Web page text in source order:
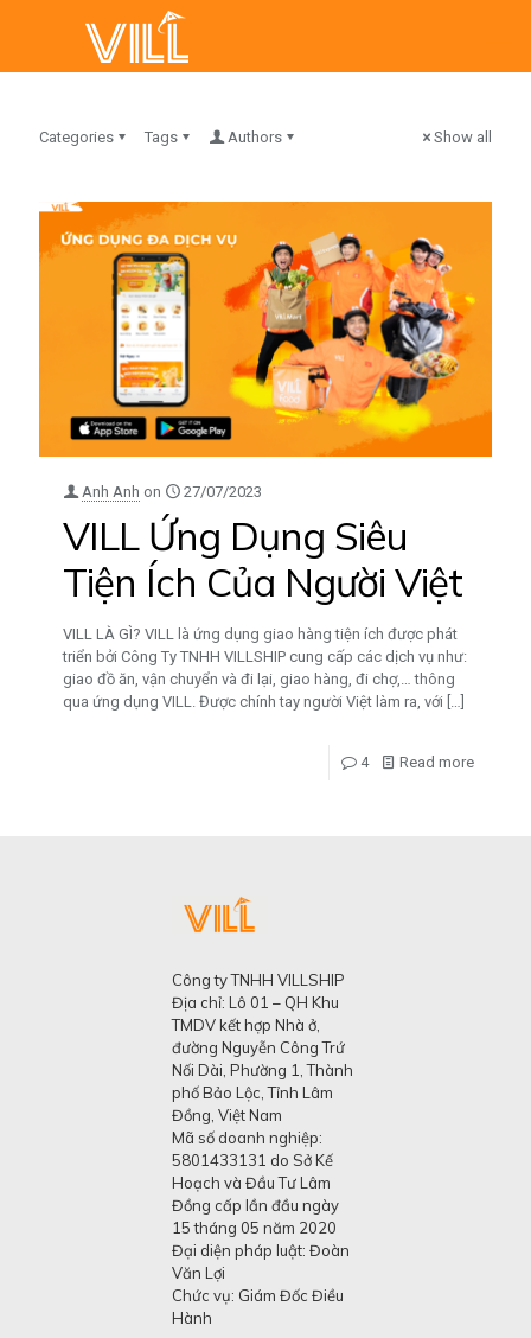
Categories Tags Authors Show all
Anh Anh on 27/07/2023
VILL Ứng Dụng Siêu
Tiện Ích Của Người Việt
VILL LÀ GÌ? VILL là ứng dụng giao hàng tiện ích được phát
triển bởi Công Ty TNHH VILLSHIP cung cấp các dịch vụ như:
giao đồ ăn, vận chuyển và đi lại, giao hàng, đi chợ,… thông
qua ứng dụng VILL. Được chính tay người Việt làm ra, với […]
4 Read more
Công ty TNHH VILLSHIP
Địa chỉ: Lô 01 – QH Khu
TMDV kết hợp Nhà ở,
đường Nguyễn Công Trứ
Nối Dài, Phường 1, Thành
phố Bảo Lộc, Tỉnh Lâm
Đồng, Việt Nam
Mã số doanh nghiệp:
5801433131 do Sở Kế
Hoạch và Đầu Tư Lâm
Đồng cấp lần đầu ngày
15 tháng 05 năm 2020
Đại diện pháp luật: Đoàn
Văn Lợi
Chức vụ: Giám Đốc Điều
Hành